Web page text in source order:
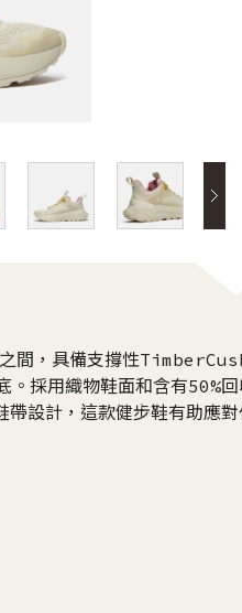
間，具備支撐性
採用織物鞋面和含有50%回
帶設計，這款健步鞋有助應